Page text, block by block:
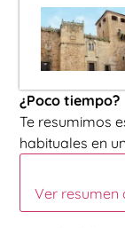
¿Poco tiempo?
Te resumimos
habituales en
Ver resumen